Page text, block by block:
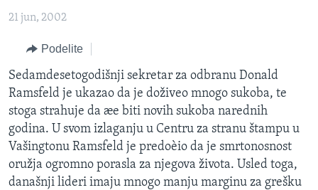
glavnu
navigaciju
pretragu
BALKAN
GLOBALNE TEME
EKONOMIJA
NAUKA I TEHNOLOGIJA
MEDICINA
KULTURA
DRUŠTVO
OTVORENI STUDIO
IZ AMERIKE
PRATITE NAS
Jezici
21 jun, 2002
Podelite
Sedamdesetogodišnji sekretar za odbranu Donald
Ramsfeld je ukazao da je doživeo mnogo sukoba, te
stoga strahuje da æe biti novih sukoba narednih
godina. U svom izlaganju u Centru za stranu štampu u
Vašingtonu Ramsfeld je predoèio da je smrtonosnost
oružja ogromno porasla za njegova života. Usled toga,
današnji lideri imaju mnogo manju marginu za grešku